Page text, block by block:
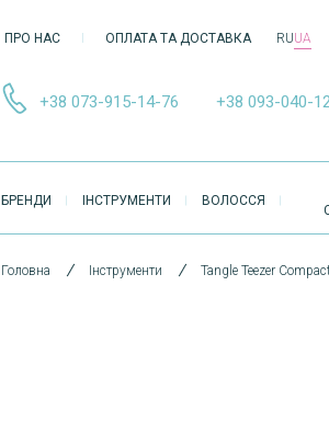
ПРО НАС ОПЛАТА ТА ДОСТАВКА RUUA
+38 073-915-14-76 +38 093-040-
НАВІҐАЦІЯ
БРЕНДИ ІНСТРУМЕНТИ ВОЛОССЯ
Головна Інструменти Tangle Teezer